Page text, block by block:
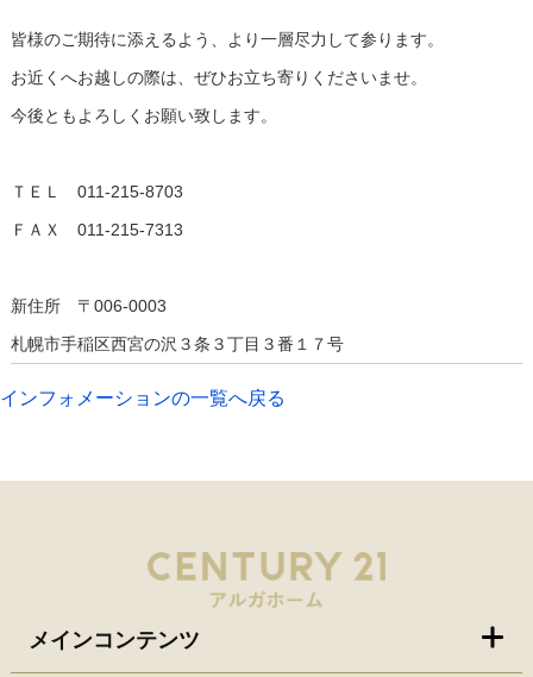
皆様のご期待に添えるよう、より一層尽力して参ります。
お近くへお越しの際は、ぜひお立ち寄りくださいませ。
今後ともよろしくお願い致します。
ＴＥＬ 011-215-8703
ＦＡＸ 011-215-7313
新住所 〒006-0003
札幌市手稲区西宮の沢３条３丁目３番１７号
インフォメーションの一覧へ戻る
メインコンテンツ